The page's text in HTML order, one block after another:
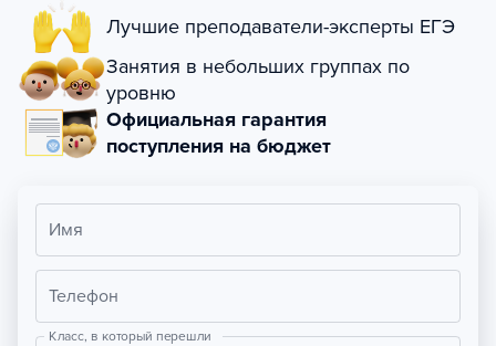
Лучшие преподаватели-эксперты ЕГЭ
Занятия в небольших группах по
уровню
Официальная гарантия
поступления на бюджет
Имя
Телефон
Класс, в который перешли